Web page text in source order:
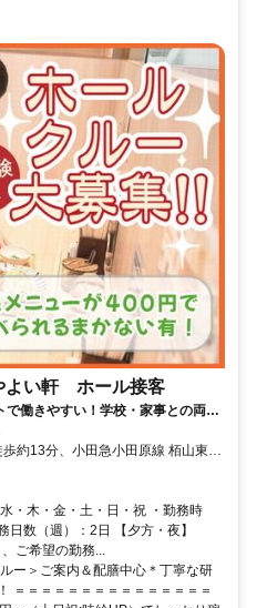
よい軒 ホール接客
で働きやすい！学校・家事との両立
約13分、小田急小田原線 栢山東口
子徒歩約30分 上大井駅より徒歩12
・木・金・土・日・祝 ・勤務時
数（週）：2日 【夕方・夜】
ご希望の勤務...
ー＞ご案内＆配膳中心＊丁寧な研
＝＝＝＝＝＝＝＝＝＝＝＝＝＝＝